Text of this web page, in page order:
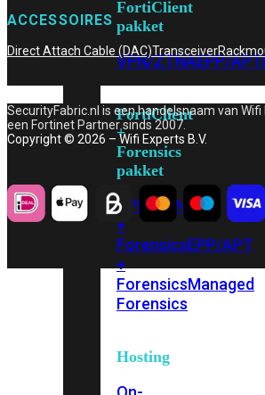
FortiClient
pakket
VPN/ZTNAEPP/APT
FortiClient
+
Forensics
pakket
VPN/ZTNA
+
ForensicsEPP/APT
+
ForensicsManaged
Forensics
Hosting
ACCESSOIRES
Direct Attach Cable (DAC)Transceiver
SecurityFabric.nl is een handelsnaam van Wifi
een Fortinet Partner sinds 2007.
Copyright © 2026 – Wifi Experts B.V.